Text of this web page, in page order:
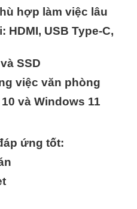
hợp làm việc lâu
HDMI, USB Type-C,
SSD
việc văn phòng
và Windows 11
ứng tốt: